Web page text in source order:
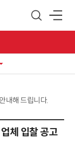
내해 드립니다.
체 입찰 공고